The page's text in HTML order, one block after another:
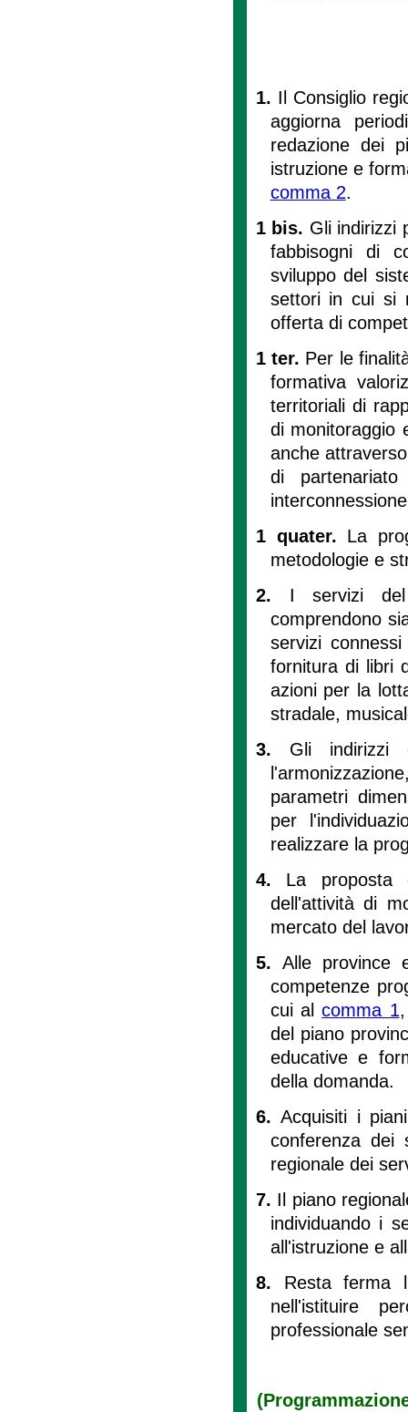
1. Il Consiglio
aggiorna
redazione dei
istruzione e
comma 2.
1 bis. Gli indirizzi
fabbisogni di
sviluppo del
settori in cui si
offerta di
1 ter. Per le
formativa
territoriali di
di monitoraggio
anche
di
1 quater. La
metodologie e
2. I servizi del
comprendono
servizi
fornitura di libri
azioni per la
stradale,
3. Gli indirizzi
parametri
per
realizzare la
4. La proposta
dell'attività di
mercato del
5.Alle province
competenze
cui alcomma 1
del piano
educative e
della domanda.
6.Acquisiti i
conferenza dei
regionale dei
7. Il piano
individuando i
all'istruzione e
8. Resta ferma
nell'istituire
professionale